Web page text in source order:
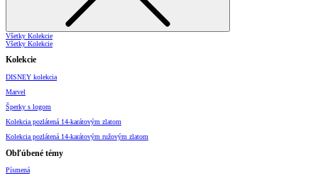
Všetky Kolekcie
Všetky Kolekcie
Kolekcie
DISNEY kolekcia
Marvel
Šperky s logom
Kolekcia pozlátená 14-karátovým zlatom
Kolekcia pozlátená 14-karátovým ružovým zlatom
Obľúbené témy
Písmená